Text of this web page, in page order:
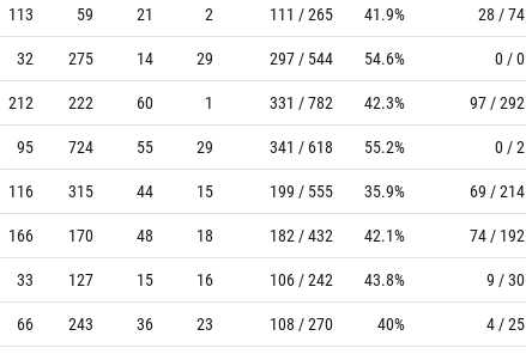
113 59 21 2 111 / 265 41.9% 28 / 74
32 275 14 29 297 / 544 54.6% 0 / 0
212 222 60 1 331 / 782 42.3% 97 / 292
95 724 55 29 341 / 618 55.2% 0 / 2
116 315 44 15 199 / 555 35.9% 69 / 214
166 170 48 18 182 / 432 42.1% 74 / 192
33 127 15 16 106 / 242 43.8% 9 / 30
66 243 36 23 108 / 270 40% 4 / 25